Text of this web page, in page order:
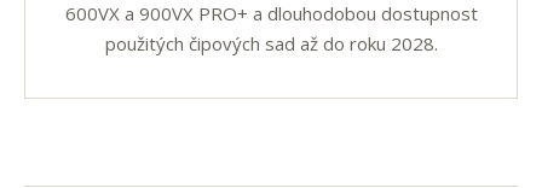
600VX a 900VX PRO+ a dlouhodobou dostupnost
použitých čipových sad až do roku 2028.